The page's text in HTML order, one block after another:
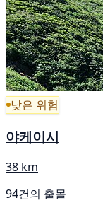
낮은 위험
야케이시
38 km
94건의 출몰